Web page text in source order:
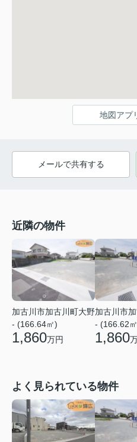
地図アプ
メールで共有する
近隣の物件
加古川市加古川町大野
- (166.64㎡)
1,860万円
加古川市
- (166.62
1,860
よく見られている物件